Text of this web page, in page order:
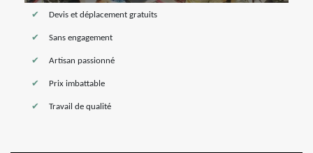
Devis et déplacement gratuits
Sans engagement
Artisan passionné
Prix imbattable
Travail de qualité